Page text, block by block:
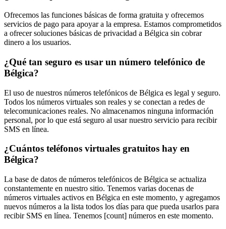
Ofrecemos las funciones básicas de forma gratuita y ofrecemos
servicios de pago para apoyar a la empresa. Estamos comprometidos
a ofrecer soluciones básicas de privacidad a Bélgica sin cobrar
dinero a los usuarios.
¿Qué tan seguro es usar un número telefónico de
Bélgica?
El uso de nuestros números telefónicos de Bélgica es legal y seguro.
Todos los números virtuales son reales y se conectan a redes de
telecomunicaciones reales. No almacenamos ninguna información
personal, por lo que está seguro al usar nuestro servicio para recibir
SMS en línea.
¿Cuántos teléfonos virtuales gratuitos hay en
Bélgica?
La base de datos de números telefónicos de Bélgica se actualiza
constantemente en nuestro sitio. Tenemos varias docenas de
números virtuales activos en Bélgica en este momento, y agregamos
nuevos números a la lista todos los días para que pueda usarlos para
recibir SMS en línea. Tenemos [count] números en este momento.